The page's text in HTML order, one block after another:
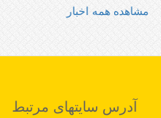
مشاهده همه اخبار
آدرس سایتهای مرتبط